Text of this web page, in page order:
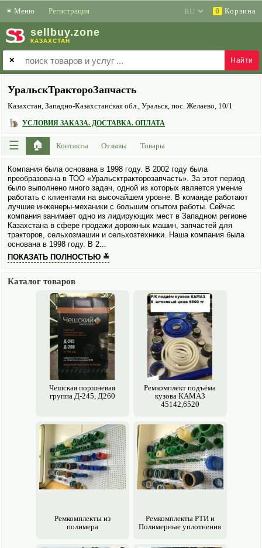
✶ Меню Регистрация 0 Корзина
sell buy.zone
КАЗАХСТАН
✕
УральскТрактороЗапчасть
Казахстан, Западно-Казахстанская обл., Уральск, пос. Желаево, 10/1
УСЛОВИЯ ЗАКАЗА. ДОСТАВКА. ОПЛАТА
☰ 🏠 Контакты Отзывы Товары
Компания была основана в 1998 году. В 2002 году была
преобразована в ТОО «Уральсктракторозапчасть». За этот период
было выполнено много задач, одной из которых является умение
работать с клиентами на высочайшем уровне. В команде работают
лучшие инженеры-механики с большим опытом работы. Сейчас
компания занимает одно из лидирующих мест в Западном регионе
Казахстана в сфере продажи дорожных машин, запчастей для
тракторов, сельхозмашин и сельхозтехники. Наша компания была
основана в 1998 году. В 2...
ПОКАЗАТЬ ПОЛНОСТЬЮ ≚
Каталог товаров
Чешская поршневая
группа Д-245, Д260
Ремкомплект подъёма
кузова КАМАЗ
45142,6520
Ремкомплекты из
полимера
Ремкомплекты РТИ и
Полимерные уплотнения